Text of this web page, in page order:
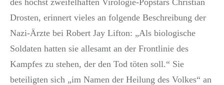
Drosten, erinnert vieles an folgende Beschreibung der
Nazi-Ärzte bei Robert Jay Lifton: „Als biologische
Soldaten hatten sie allesamt an der Frontlinie des
Kampfes zu stehen, der den Tod töten soll.“ Sie
beteiligten sich „im Namen der Heilung des Volkes“ an